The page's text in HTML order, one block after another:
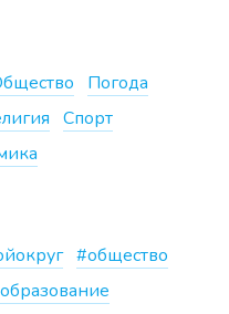
Погода
Спорт
#общество